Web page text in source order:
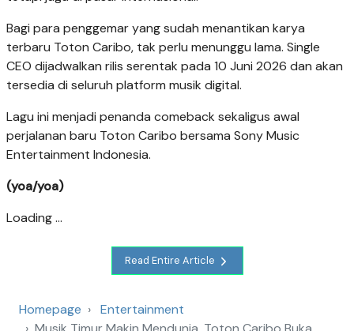
Bagi para penggemar yang sudah menantikan karya
terbaru Toton Caribo, tak perlu menunggu lama. Single
CEO dijadwalkan rilis serentak pada 10 Juni 2026 dan akan
tersedia di seluruh platform musik digital.
Lagu ini menjadi penanda comeback sekaligus awal
perjalanan baru Toton Caribo bersama Sony Music
Entertainment Indonesia.
(yoa/yoa)
Loading ...
Read Entire Article
Homepage
Entertainment